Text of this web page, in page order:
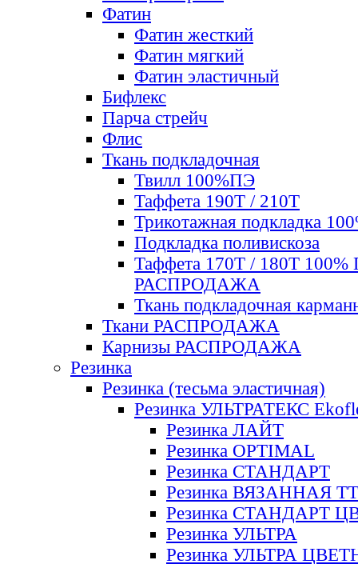
Фатин
Фатин жесткий
Фатин мягкий
Фатин элаcтичный
Бифлекс
Парча стрейч
Флис
Ткань подкладочная
Твилл 100%ПЭ
Таффета 190Т / 210Т
Трикотажная подкладка
Подкладка поливискоза
Таффета 170Т / 180Т 100%
РАСПРОДАЖА
Ткань подкладочная
Ткани РАСПРОДАЖА
Карнизы РАСПРОДАЖА
Резинка
Резинка (тесьма эластичная)
Резинка УЛЬТРАТЕКС
Резинка ЛАЙТ
Резинка OPTIMAL
Резинка СТАНДАРТ
Резинка ВЯЗАННАЯ ТТ
Резинка СТАНДАРТ
Резинка УЛЬТРА
Резинка УЛЬТРА